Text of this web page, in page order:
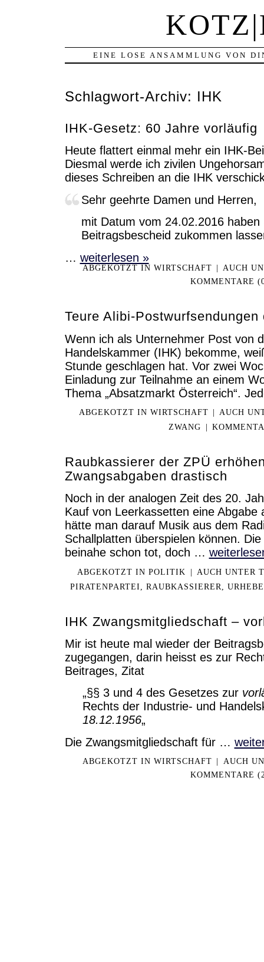
EINE LOSE ANSAMMLUNG VON
Schlagwort-Archiv: IHK
IHK-Gesetz: 60 Jahre vorläufig
Heute flattert einmal mehr ein IHK-
Diesmal werde ich zivilen
dieses Schreiben an die IHK
Sehr geehrte Damen und Herren,
mit Datum vom 24.02.2016 haben
Beitragsbescheid zukommen
… weiterlesen »
ABGEKOTZT IN WIRTSCHAFT | AUCH
KOMMENTARE
Teure Alibi-Postwurfsendungen
Wenn ich als Unternehmer Post von
Handelskammer (IHK) bekomme,
Stunde geschlagen hat. Vor zwei
Einladung zur Teilnahme an einem
Thema „Absatzmarkt Österreich“.
ABGEKOTZT IN WIRTSCHAFT |
AUCH
ZWANG
|
Raubkassierer der ZPÜ
Zwangsabgaben drastisch
Noch in der analogen Zeit des 20.
Kauf von Leerkassetten eine Abgabe
hätte man darauf Musik aus dem
Schallplatten überspielen können.
beinahe schon tot, doch …
ABGEKOTZT INPOLITIK |
AUCH UNTER
PIRATENPARTEI
RAUBKASSIERER
IHK Zwangsmitgliedschaft –
Mir ist heute mal wieder der
zugegangen, darin heisst es zur
Beitrages, Zitat
„§§ 3 und 4 des Gesetzes zur
Rechts der Industrie- und
18.12.1956„
Die Zwangsmitgliedschaft für …
ABGEKOTZT INWIRTSCHAFT |
AUCH
KOMMENTARE